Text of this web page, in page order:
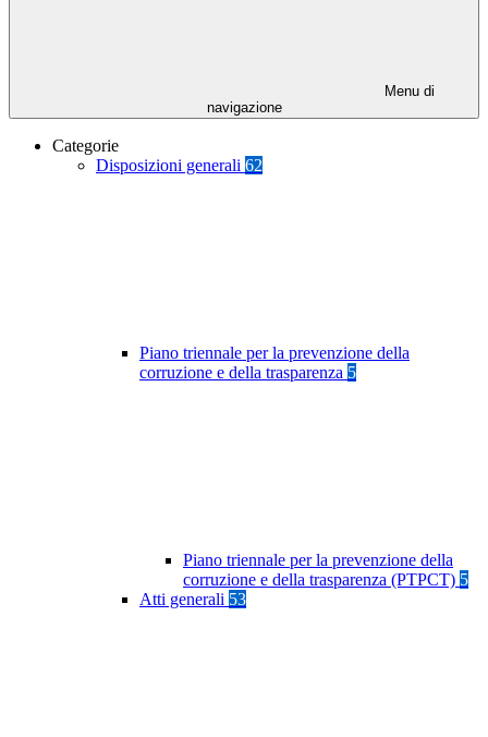
Menu di
navigazione
Categorie
Disposizioni generali 62
Piano triennale per la prevenzione della
corruzione e della trasparenza 5
Piano triennale per la prevenzione della
corruzione e della trasparenza (PTPCT) 5
Atti generali 53